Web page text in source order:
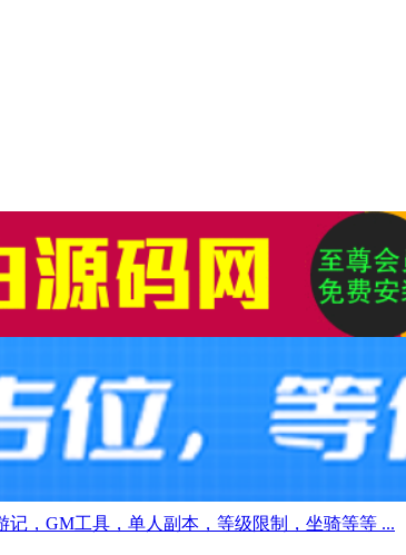
记，GM工具，单人副本，等级限制，坐骑等等 ...